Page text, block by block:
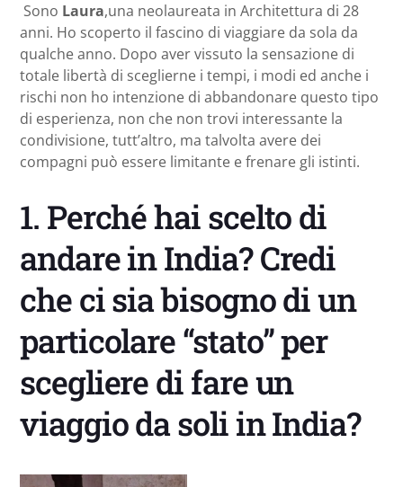
Sono Laura,una neolaureata in Architettura di 28
anni. Ho scoperto il fascino di viaggiare da sola da
qualche anno. Dopo aver vissuto la sensazione di
totale libertà di sceglierne i tempi, i modi ed anche i
rischi non ho intenzione di abbandonare questo tipo
di esperienza, non che non trovi interessante la
condivisione, tutt’altro, ma talvolta avere dei
compagni può essere limitante e frenare gli istinti.
1. Perché hai scelto di
andare in India? Credi
che ci sia bisogno di un
particolare “stato” per
scegliere di fare un
viaggio da soli in India?